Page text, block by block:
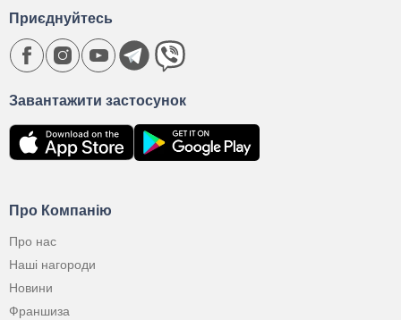
Про Компанію
Про нас
Наші нагороди
Новини
Франшиза
Завантажити застосунок
Приєднуйтесь